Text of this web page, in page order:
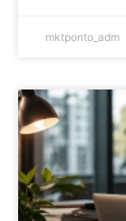
mktponto_adm